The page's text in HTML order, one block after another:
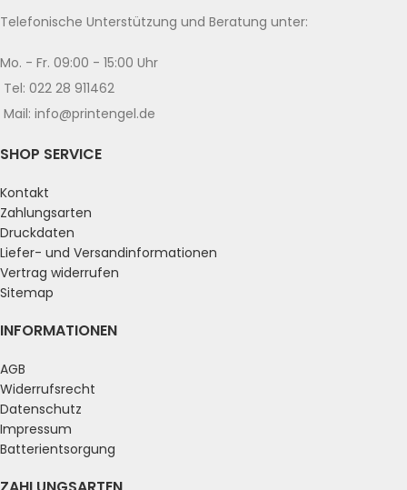
Telefonische Unterstützung und Beratung unter:
Mo. - Fr. 09:00 - 15:00 Uhr
Tel: 022 28 911462
Mail: info@printengel.de
SHOP SERVICE
Kontakt
Zahlungsarten
Druckdaten
Liefer- und Versandinformationen
Vertrag widerrufen
Sitemap
INFORMATIONEN
AGB
Widerrufsrecht
Datenschutz
Impressum
Batterientsorgung